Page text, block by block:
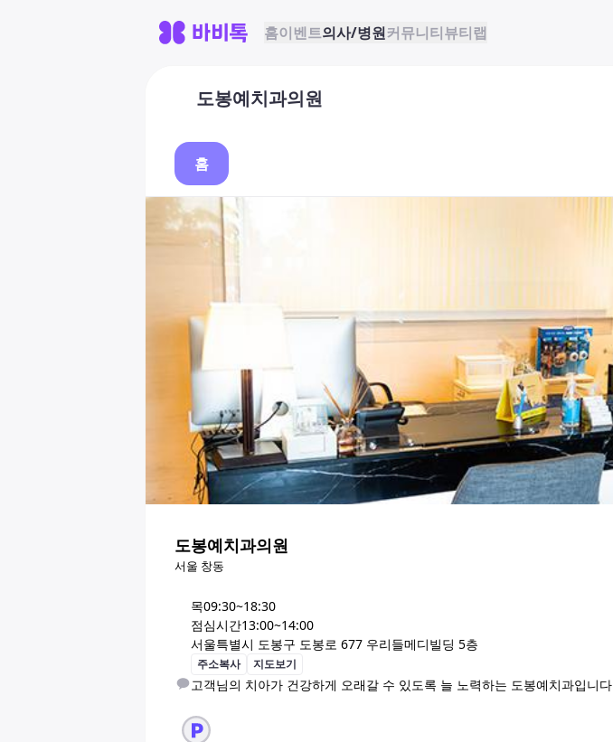
홈이벤트의사/병원커뮤니티뷰티랩
도봉예치과의원
홈
도봉예치과의원
서울 창동
목09:30~18:30
점심시간13:00~14:00
서울특별시 도봉구 도봉로 677 우리들메디빌딩 5층
주소복사 지도보기
고객님의 치아가 건강하게 오래갈 수 있도록 늘 노력하는 도봉예치과입니